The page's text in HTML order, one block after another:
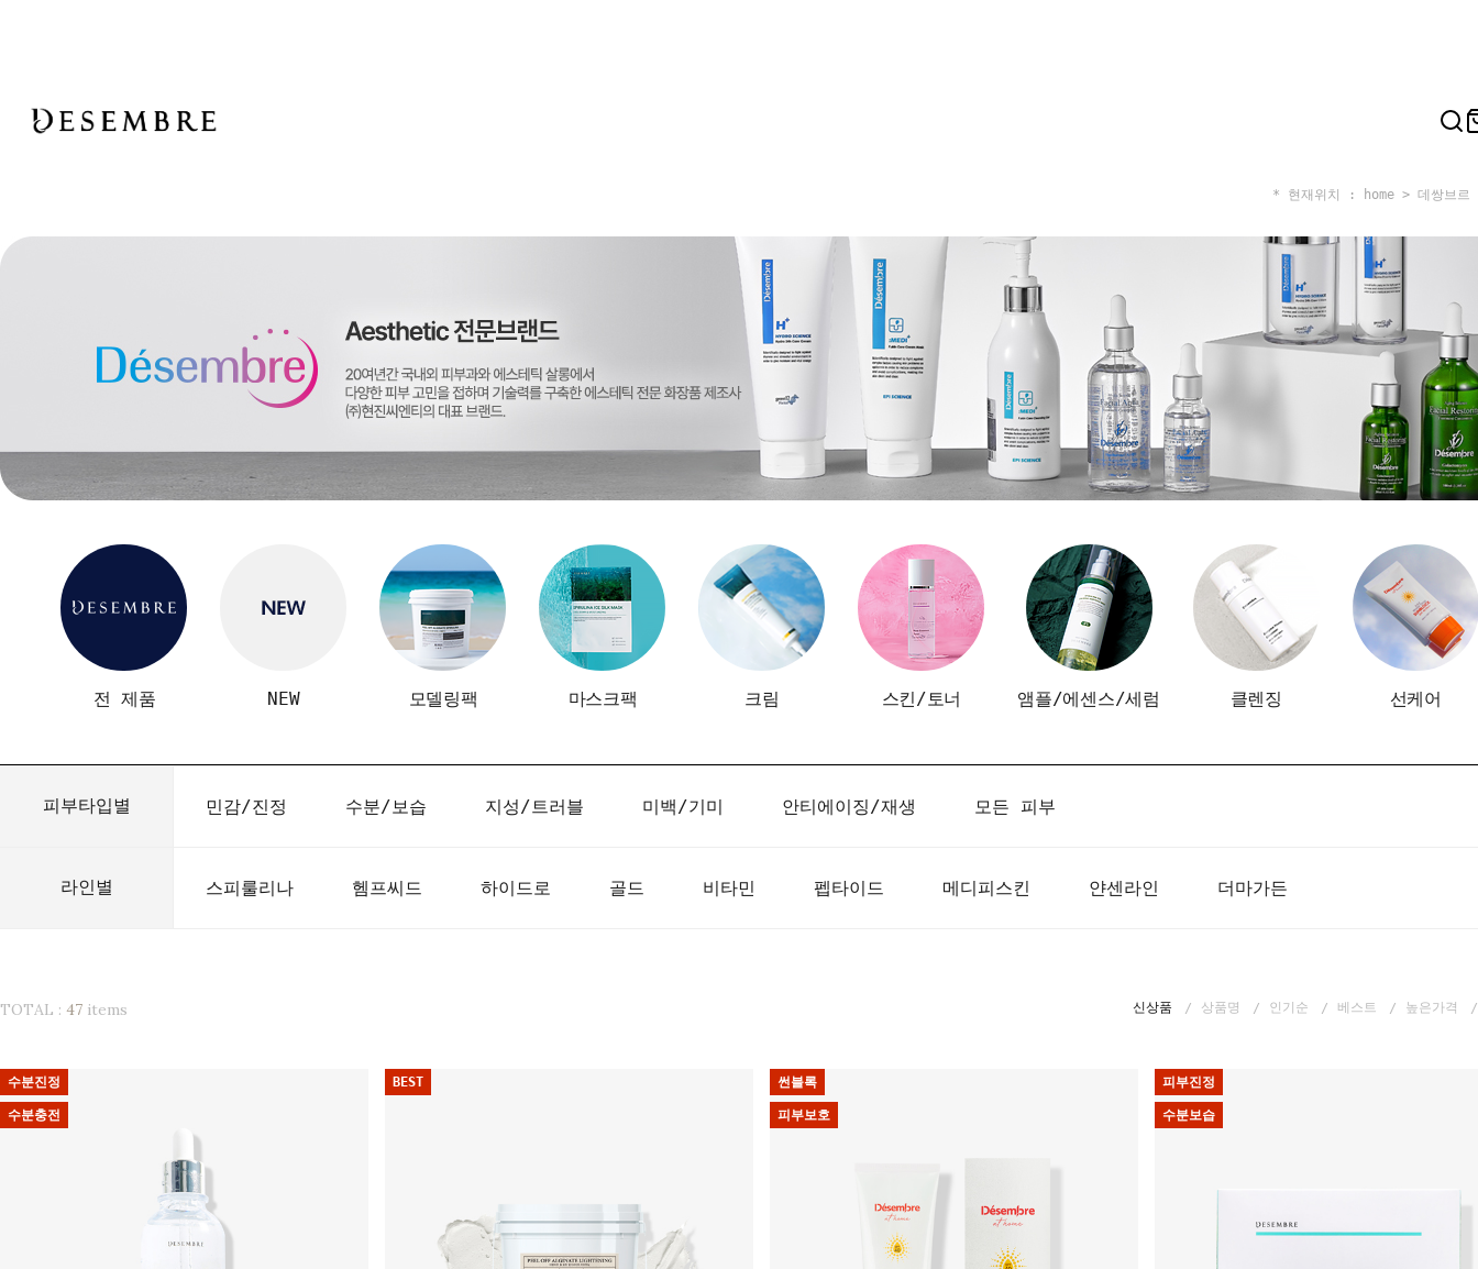
* 현재위치 : home > 데쌍브르
전 제품 NEW 모델링팩 마스크팩 크림 스킨/토너 앰플/에센스/세럼 클렌징 선케어
피부타입별 민감/진정 수분/보습 지성/트러블 미백/기미 안티에이징/재생 모든 피부
라인별 스피룰리나 헴프씨드 하이드로 골드 비타민 펩타이드 메디피스킨 얀센라인 더마가든
TOTAL : 47 items 신상품 상품명 인기순 베스트 높은가격
수분진정
수분충전
BEST 썬블록
피부보호
피부진정
수분보습